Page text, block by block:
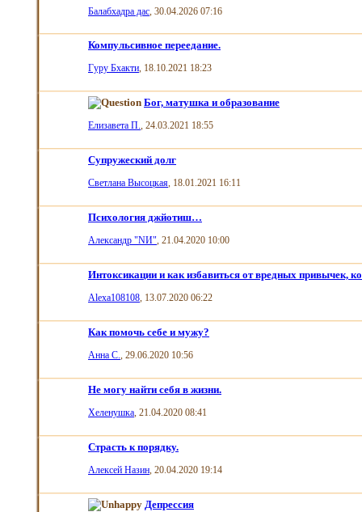
Балабхадра дас , 30.04.2026 07:16
Компульсивное переедание.
Гуру Бхакти, 18.10.2021 18:23
Бог, матушка и образование
Елизавета П., 24.03.2021 18:55
Супружеский долг
Светлана Высоцкая, 18.01.2021 16:11
Психология джйотиш…
Александр "NИ", 21.04.2020 10:00
Интоксикации и как избавиться от вредных привычек,
Alexa108108, 13.07.2020 06:22
Как помочь себе и мужу?
Анна С., 29.06.2020 10:56
Не могу найти себя в жизни.
Хеленушка, 21.04.2020 08:41
Страсть к порядку.
Алексей Назин, 20.04.2020 19:14
Депрессия